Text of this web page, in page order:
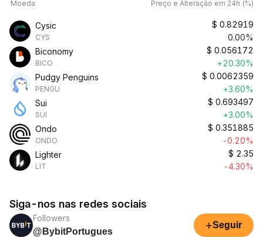
Moeda Preço e Alteração em 24h (%)
Cysic
CYS
$ 0.82919
0.00%
Biconomy
BICO
$ 0.056172
+20.30%
Pudgy Penguins
PENGU
$ 0.0062359
+3.60%
Sui
SUI
$ 0.693497
+3.00%
Ondo
ONDO
$ 0.351885
-0.20%
Lighter
LIT
$ 2.35
-4.30%
Siga-nos nas redes sociais
Followers
@BybitPortugues
+Seguir